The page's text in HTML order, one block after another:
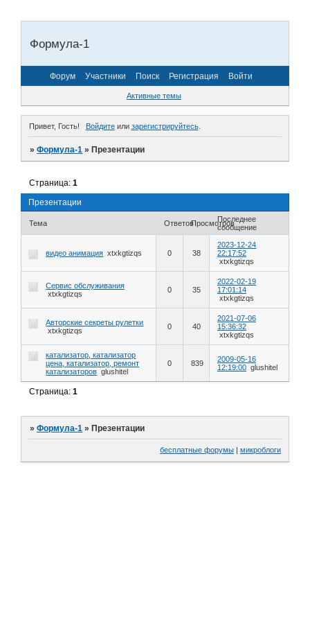
Формула-1
Форум Участники Поиск Регистрация Войти
Активные темы
Привет, Гость! Войдитеили зарегистрируйтесь.
»Формула-1 »Презентации
Презентации
Страница:1
Тема ОтветовПросмотровПоследнее
сообщение
видео анимация xtxkgtizqs 0 38
2023-12-24
22:17:52
xtxkgtizqs
Сервис обслуживания
xtxkgtizqs
0 35
2022-02-19
17:01:14
xtxkgtizqs
Авторские секреты рулетки
xtxkgtizqs
0 40
2021-07-06
15:36:32
xtxkgtizqs
катализатор, катализатор
цена, катализатор, ремонт
катализаторов glushitel
0 839
2009-05-16
12:19:00 glushitel
Страница:1
»Формула-1 »Презентации
бесплатные форумы микроблоги